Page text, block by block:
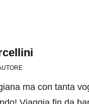
ma con tanta